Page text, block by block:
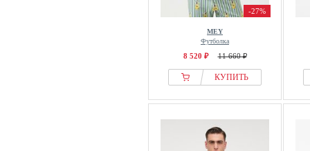
-27%
MEY
Футболка
8 520 ₽ 11 660 ₽
КУПИТЬ